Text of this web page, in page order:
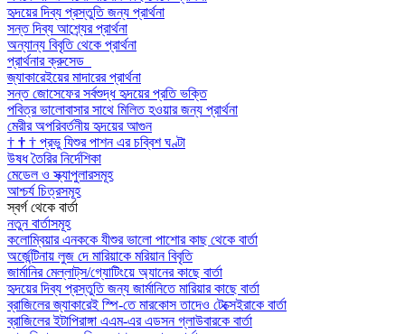
হৃদয়ের দিব্য প্রস্তুতি জন্য প্রার্থনা
সন্ত দিব্য আশ্র্যের প্রার্থনা
অন্যান্য বিবৃতি থেকে প্রার্থনা
প্রার্থনার ক্রুসেড
জ্যাকারেইয়ের মাদারের প্রার্থনা
সন্ত জোসেফের সর্বশুদ্ধ হৃদয়ের প্রতি ভক্তি
পবিত্র ভালোবাসার সাথে মিলিত হওয়ার জন্য প্রার্থনা
মেরীর অপরিবর্তনীয় হৃদয়ের আগুন
† † † প্রভু যিশুর পাশন এর চব্বিশ ঘণ্টা
উষধ তৈরির নির্দেশিকা
মেডেল ও স্ক্যাপুলারসমূহ
আশ্চর্য চিত্রসমূহ
স্বর্গ থেকে বার্তা
নতুন বার্তাসমূহ
কলোম্বিয়ার এনককে যীশুর ভালো পাশোর কাছ থেকে বার্তা
অর্জেন্টিনায় লুজ দে মারিয়াকে মরিয়ান বিবৃতি
জার্মানির মেল্লাট্‌স/গ্যোটিংয়ে অ্যানের কাছে বার্তা
হৃদয়ের দিব্য প্রস্তুতি জন্য জার্মানিতে মারিয়ার কাছে বার্তা
ব্রাজিলের জ্যাকারেই স্পি-তে মারকোস তাদেও টেক্সেইরাকে বার্তা
ব্রাজিলের ইটাপিরাঙ্গা এএম-এর এডসন গ্লাউবারকে বার্তা